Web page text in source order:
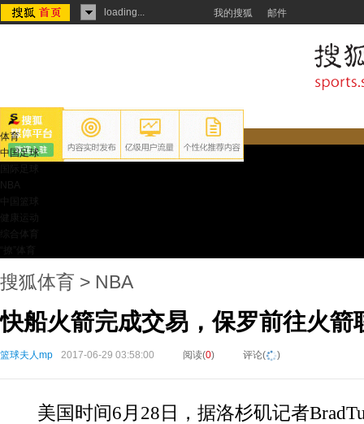
loading... 我的搜狐 邮件
体育
中国足球
健康运动
搜狐体育 > NBA
快船火箭完成交易，保罗前往火箭
篮球夫人mp 2017-06-29 03:58:00 阅读(0) 评论( )
美国时间6月28日，据洛杉矶记者